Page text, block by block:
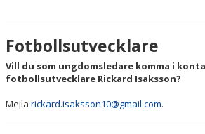
Fotbollsutvecklare
Vill du som ungdomsledare komma i
fotbollsutvecklare Rickard Isaksson?
Mejla rickard.isaksson10@gmail.com.